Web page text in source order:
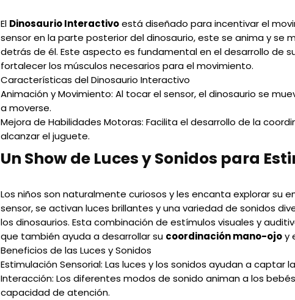
El Dinosaurio Interactivoestá diseñado para incentivar el
sensor en la parte posterior del dinosaurio, este se anima y se
detrás de él. Este aspecto es fundamental en el desarrollo de
fortalecer los músculos necesarios para el movimiento.
Características del Dinosaurio Interactivo
Animación y Movimiento: Al tocar el sensor, el dinosaurio se
a moverse.
Mejora de Habilidades Motoras: Facilita el desarrollo de la
alcanzar el juguete.
Un Show de Luces y Sonidos para
Los niños son naturalmente curiosos y les encanta explorar su
sensor, se activan luces brillantes y una variedad de sonidos
los dinosaurios. Esta combinación de estímulos visuales y
que también ayuda a desarrollar su coordinación mano-ojoy
Beneficios de las Luces y Sonidos
Estimulación Sensorial: Las luces y los sonidos ayudan a captar
Interacción: Los diferentes modos de sonido animan a los
capacidad de atención.